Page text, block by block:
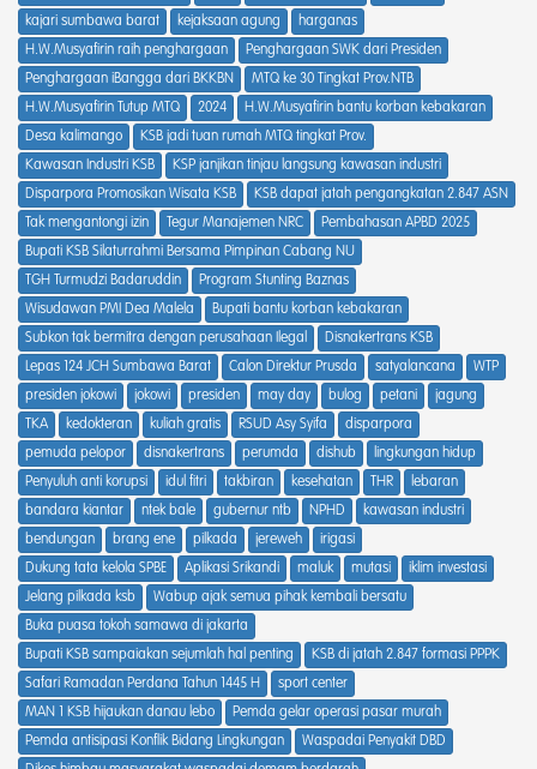
kajari sumbawa barat
kejaksaan agung
harganas
H.W.Musyafirin raih penghargaan
Penghargaan SWK dari Presiden
Penghargaan iBangga dari BKKBN
MTQ ke 30 Tingkat Prov.NTB
H.W.Musyafirin Tutup MTQ
2024
H.W.Musyafirin bantu korban kebakaran
Desa kalimango
KSB jadi tuan rumah MTQ tingkat Prov.
Kawasan Industri KSB
KSP janjikan tinjau langsung kawasan industri
Disparpora Promosikan Wisata KSB
KSB dapat jatah pengangkatan 2.847 ASN
Tak mengantongi izin
Tegur Manajemen NRC
Pembahasan APBD 2025
Bupati KSB Silaturrahmi Bersama Pimpinan Cabang NU
TGH Turmudzi Badaruddin
Program Stunting Baznas
Wisudawan PMI Dea Malela
Bupati bantu korban kebakaran
Subkon tak bermitra dengan perusahaan Ilegal
Disnakertrans KSB
Lepas 124 JCH Sumbawa Barat
Calon Direktur Prusda satyalancana
WTP
presiden jokowi
jokowi presiden may day bulog petani
jagung
TKA
kedokteran kuliah gratis RSUD Asy Syifa
disparpora
pemuda pelopor
disnakertrans perumda dishub
lingkungan hidup
Penyuluh anti korupsi
idul fitri takbiran kesehatan THR
lebaran
bandara kiantar
ntek bale gubernur ntb NPHD
kawasan industri
bendungan
brang ene pilkada jereweh
irigasi
Dukung tata kelola SPBE
Aplikasi Srikandi maluk mutasi
iklim investasi
Jelang pilkada ksb
Wabup ajak semua pihak kembali bersatu
Buka puasa tokoh samawa di jakarta
Bupati KSB sampaiakan sejumlah hal penting
KSB di jatah 2.847 formasi PPPK
Safari Ramadan Perdana Tahun 1445 H
sport center
MAN 1 KSB hijaukan danau lebo
Pemda gelar operasi pasar murah
Pemda antisipasi Konflik Bidang Lingkungan
Waspadai Penyakit DBD